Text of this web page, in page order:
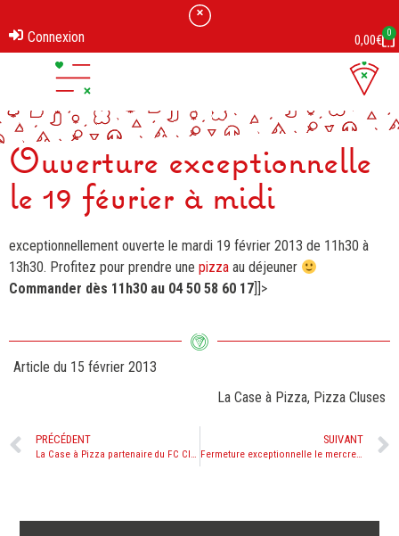
Connexion 0,00€ 0
Ouverture / Fermeture
Ouverture exceptionnelle
le 19 février à midi
exceptionnellement ouverte le mardi 19 février 2013 de 11h30 à
13h30. Profitez pour prendre une pizza au déjeuner
Commander dès 11h30 au 04 50 58 60 17 ]]>
Article du 15 février 2013
La Case à Pizza, Pizza Cluses
PRÉCÉDENT
La Case à Pizza partenaire du FC Cluses
SUIVANT
Fermeture exceptionnelle le mercredi 20 mars 2013